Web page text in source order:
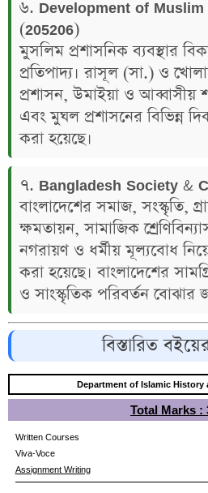
৬. Development of
(205206)
মুসলিম প্রশাসনিক ব্যবস্থার
প্রতিপাদ্য। রাসূল (সা.) ও
প্রশাসন, উমাইয়া ও আব্বাসীয়
এবং মুঘল প্রশাসনের বিভিন্ন
করা হয়েছে।
৭. Bangladesh Society &
বাংলাদেশের সমাজ, সংস্কৃতি,
ক্ষমতায়ন, সামাজিক
নগরায়ণ ও ধর্মীয় মূল্যবোধ
করা হয়েছে। বাংলাদেশের
ও সাংস্কৃতিক পরিবর্তন বোঝার
বিস্তারিত
Department of Islamic History
Total Marks :
Written Courses
Viva-Voce
Assignment Writing